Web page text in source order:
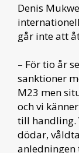
Denis
går inte att
– För tio år
sanktioner
M23 men
och vi
till handling.
dödar,